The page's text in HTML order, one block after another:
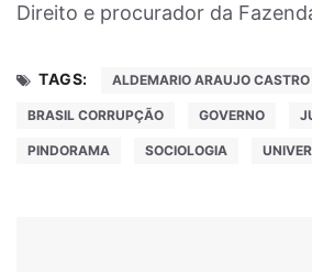
Direito e procurador da
TAGS: ALDEMARIO ARAUJO CASTRO
BRASIL CORRUPÇÃO GOVERNO
PINDORAMA SOCIOLOGIA